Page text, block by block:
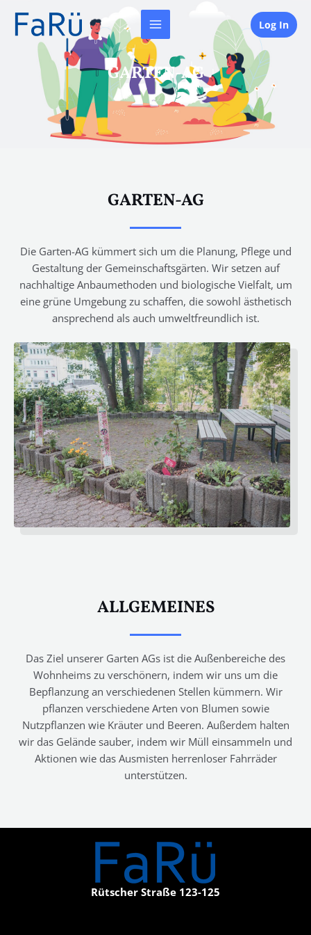
Inhalt
springen
MAIN
MENU
Log In
GARTEN-AG
GARTEN-AG
Die Garten-AG kümmert sich um die Planung, Pflege und
Gestaltung der Gemeinschaftsgärten. Wir setzen auf
nachhaltige Anbaumethoden und biologische Vielfalt, um
eine grüne Umgebung zu schaffen, die sowohl ästhetisch
ansprechend als auch umweltfreundlich ist.
ALLGEMEINES
Das Ziel unserer Garten AGs ist die Außenbereiche des
Wohnheims zu verschönern, indem wir uns um die
Bepflanzung an verschiedenen Stellen kümmern. Wir
pflanzen verschiedene Arten von Blumen sowie
Nutzpflanzen wie Kräuter und Beeren. Außerdem halten
wir das Gelände sauber, indem wir Müll einsammeln und
Aktionen wie das Ausmisten herrenloser Fahrräder
unterstützen.
Rütscher Straße 123-125